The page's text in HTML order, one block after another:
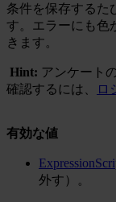
条件を保存するた
す。エラーにも色
きます。
Hint: アンケート
確認するには、
ロ
有効な値
外す）。